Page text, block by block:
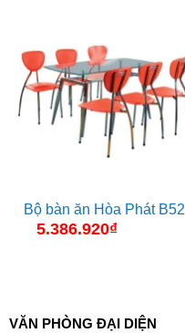
Bộ bàn ăn Hòa Phát B52
5.386.920₫
VĂN PHÒNG ĐẠI DIỆN